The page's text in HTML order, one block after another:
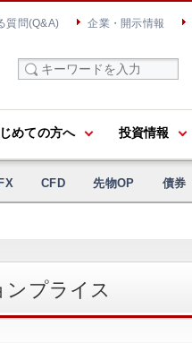
質問(Q&A) 企業・開示情報
めての方へ 投資情報
FX CFD 先物OP 債券
プライス